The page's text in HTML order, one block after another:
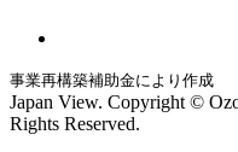
事業再構築補助金により作成
Japan View. Copyright ©
Rights Reserved.